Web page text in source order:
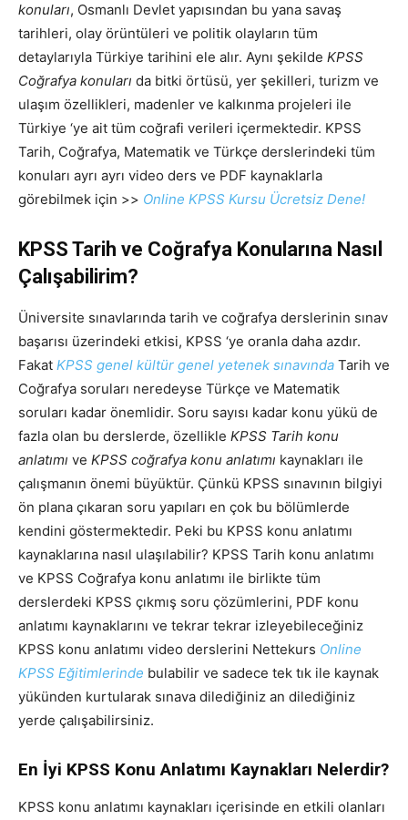
konuları, Osmanlı Devlet yapısından bu yana savaş
tarihleri, olay örüntüleri ve politik olayların tüm
detaylarıyla Türkiye tarihini ele alır. Aynı şekilde KPSS
Coğrafya konuları da bitki örtüsü, yer şekilleri, turizm ve
ulaşım özellikleri, madenler ve kalkınma projeleri ile
Türkiye ‘ye ait tüm coğrafi verileri içermektedir. KPSS
Tarih, Coğrafya, Matematik ve Türkçe derslerindeki tüm
konuları ayrı ayrı video ders ve PDF kaynaklarla
görebilmek için >> Online KPSS Kursu Ücretsiz Dene!
KPSS Tarih ve Coğrafya Konularına Nasıl
Çalışabilirim?
Üniversite sınavlarında tarih ve coğrafya derslerinin sınav
başarısı üzerindeki etkisi, KPSS ‘ye oranla daha azdır.
Fakat KPSS genel kültür genel yetenek sınavında Tarih ve
Coğrafya soruları neredeyse Türkçe ve Matematik
soruları kadar önemlidir. Soru sayısı kadar konu yükü de
fazla olan bu derslerde, özellikle KPSS Tarih konu
anlatımı ve KPSS coğrafya konu anlatımı kaynakları ile
çalışmanın önemi büyüktür. Çünkü KPSS sınavının bilgiyi
ön plana çıkaran soru yapıları en çok bu bölümlerde
kendini göstermektedir. Peki bu KPSS konu anlatımı
kaynaklarına nasıl ulaşılabilir? KPSS Tarih konu anlatımı
ve KPSS Coğrafya konu anlatımı ile birlikte tüm
derslerdeki KPSS çıkmış soru çözümlerini, PDF konu
anlatımı kaynaklarını ve tekrar tekrar izleyebileceğiniz
KPSS konu anlatımı video derslerini Nettekurs Online
KPSS Eğitimlerinde bulabilir ve sadece tek tık ile kaynak
yükünden kurtularak sınava dilediğiniz an dilediğiniz
yerde çalışabilirsiniz.
En İyi KPSS Konu Anlatımı Kaynakları Nelerdir?
KPSS konu anlatımı kaynakları içerisinde en etkili olanları